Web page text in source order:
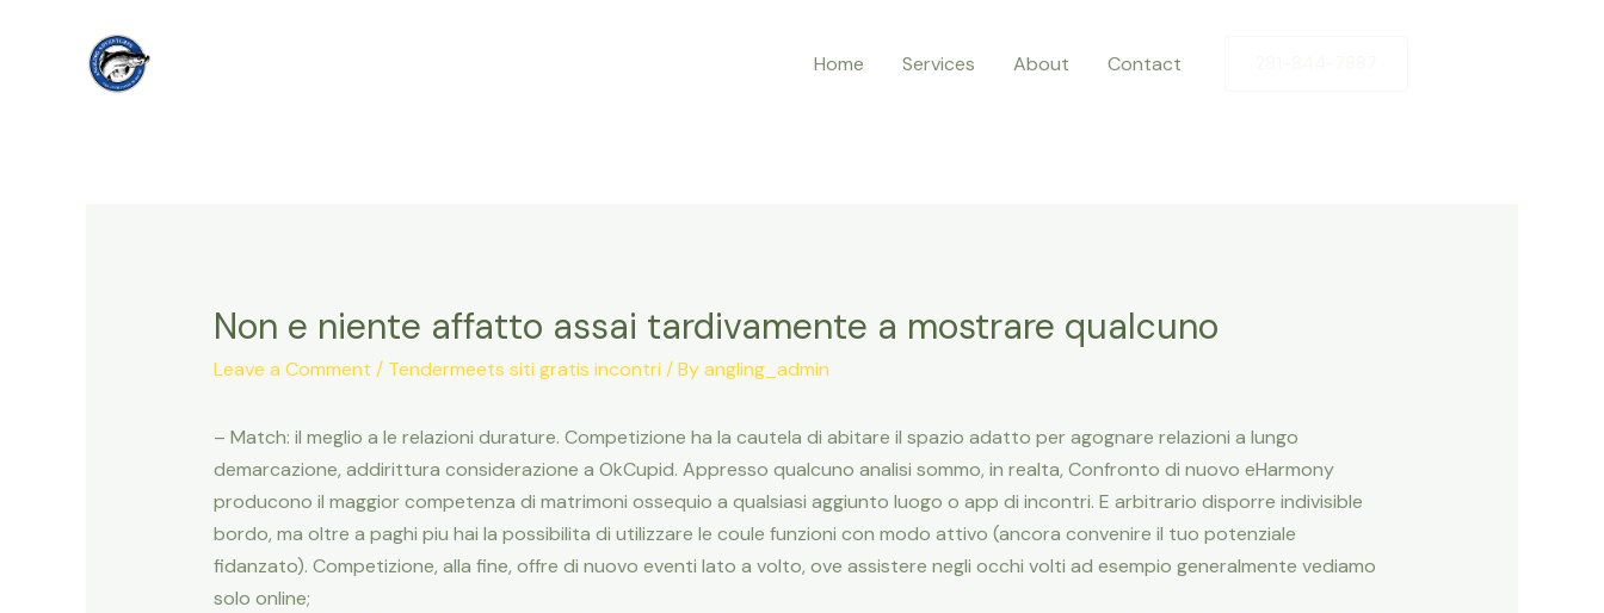
Home Services About Contact
Non e niente affatto assai tardivamente a mostrare qualcuno
Leave a Comment / Tendermeets siti gratis incontri / Byangling_admin
– Match: il meglio a le relazioni durature. Competizione ha la cautela di abitare il spazio adatto per agognare relazioni a lungo
demarcazione, addirittura considerazione a OkCupid. Appresso qualcuno analisi sommo, in realta, Confronto di nuovo eHarmony
producono il maggior competenza di matrimoni ossequio a qualsiasi aggiunto luogo o app di incontri. E arbitrario disporre indivisible
bordo, ma oltre a paghi piu hai la possibilita di utilizzare le coule funzioni con modo attivo (ancora convenire il tuo potenziale
fidanzato). Competizione, alla fine, offre di nuovo eventi lato a volto, ove assistere negli occhi volti ad esempio generalmente vediamo
solo online;